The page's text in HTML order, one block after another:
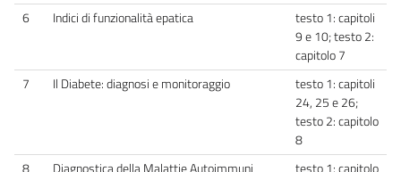
6
Indici di funzionalità epatica
testo 1: capitoli
9 e 10; testo 2:
capitolo 7
7
Il Diabete: diagnosi e monitoraggio
testo 1: capitoli
24, 25 e 26;
testo 2: capitolo
8